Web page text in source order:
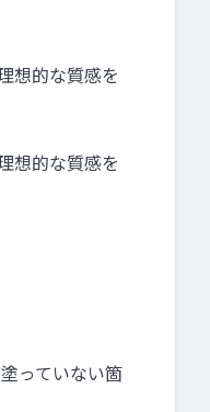
想的な質感を
想的な質感を
っていない箇